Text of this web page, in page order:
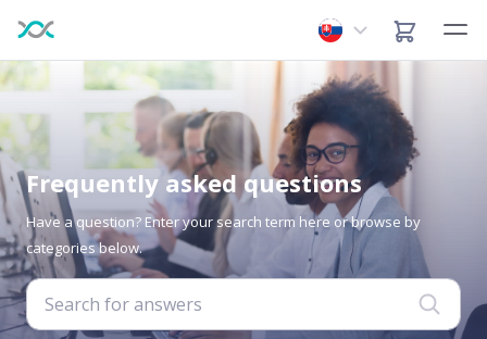
Frequently asked questions
Have a question? Enter your search term here or browse by
categories below.